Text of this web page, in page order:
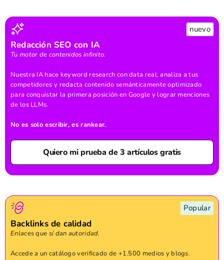
nuevo
Redacción SEO con IA
Tu motor de contenidos infinito.
Nuestra IA hace keyword research con data real, analiza a tus
competidores y redacta contenido semánticamente optimizado
para conquistar la primera posición en Google y lograr menciones
de los LLMs.
No es solo escribir, es rankear.
Quiero mi prueba de 3 artículos gratis
Popular
Backlinks de calidad
Enlaces que sí dan autoridad.
Accede a un catálogo verificado de +1.500 medios y blogs.